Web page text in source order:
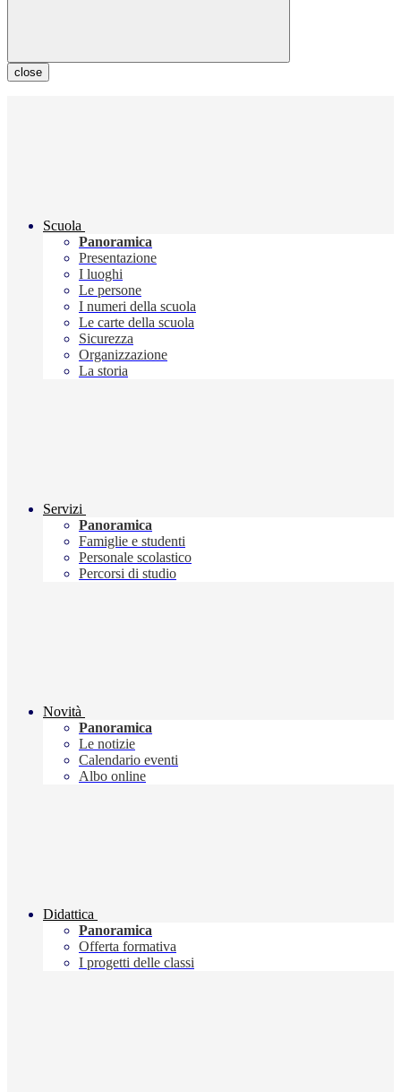
close
Scuola
Panoramica
Presentazione
I luoghi
Le persone
I numeri della scuola
Le carte della scuola
Sicurezza
Organizzazione
La storia
Servizi
Panoramica
Famiglie e studenti
Personale scolastico
Percorsi di studio
Novità
Panoramica
Le notizie
Calendario eventi
Albo online
Didattica
Panoramica
Offerta formativa
I progetti delle classi